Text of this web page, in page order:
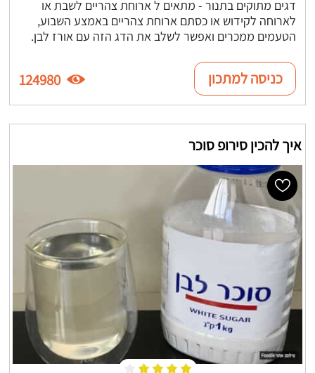
דגים מתוקים בתנור - מתאים ל ארוחת צהריים לשבת או
לארוחה לקידוש או כסתם ארוחת צהריים באמצע השבוע,
הטעמים ממכרים ואפשר לשלב את הדג הזה עם אורז לבן.
כניסה למתכון 124980
איך להכין סירופ סוכר